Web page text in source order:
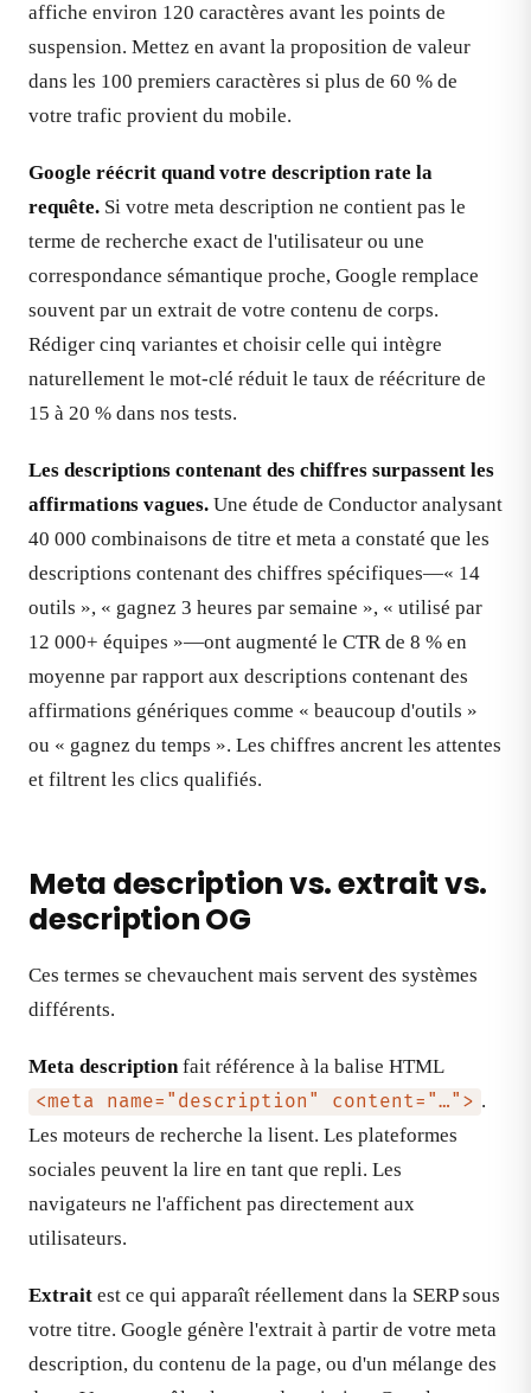
affiche environ 120 caractères avant les points de
suspension. Mettez en avant la proposition de valeur
dans les 100 premiers caractères si plus de 60 % de
votre trafic provient du mobile.
Google réécrit quand votre description rate la
requête. Si votre meta description ne contient pas le
terme de recherche exact de l'utilisateur ou une
correspondance sémantique proche, Google remplace
souvent par un extrait de votre contenu de corps.
Rédiger cinq variantes et choisir celle qui intègre
naturellement le mot-clé réduit le taux de réécriture de
15 à 20 % dans nos tests.
Les descriptions contenant des chiffres surpassent les
affirmations vagues. Une étude de Conductor analysant
40 000 combinaisons de titre et meta a constaté que les
descriptions contenant des chiffres spécifiques—« 14
outils », « gagnez 3 heures par semaine », « utilisé par
12 000+ équipes »—ont augmenté le CTR de 8 % en
moyenne par rapport aux descriptions contenant des
affirmations génériques comme « beaucoup d'outils »
ou « gagnez du temps ». Les chiffres ancrent les attentes
et filtrent les clics qualifiés.
Meta description vs. extrait vs.
description OG
Ces termes se chevauchent mais servent des systèmes
différents.
Meta descriptionfait référence à la balise HTML
<meta name="description" content="…"> .
Les moteurs de recherche la lisent. Les plateformes
sociales peuvent la lire en tant que repli. Les
navigateurs ne l'affichent pas directement aux
utilisateurs.
Extrait est ce qui apparaît réellement dans la SERP sous
votre titre. Google génère l'extrait à partir de votre meta
description, du contenu de la page, ou d'un mélange des